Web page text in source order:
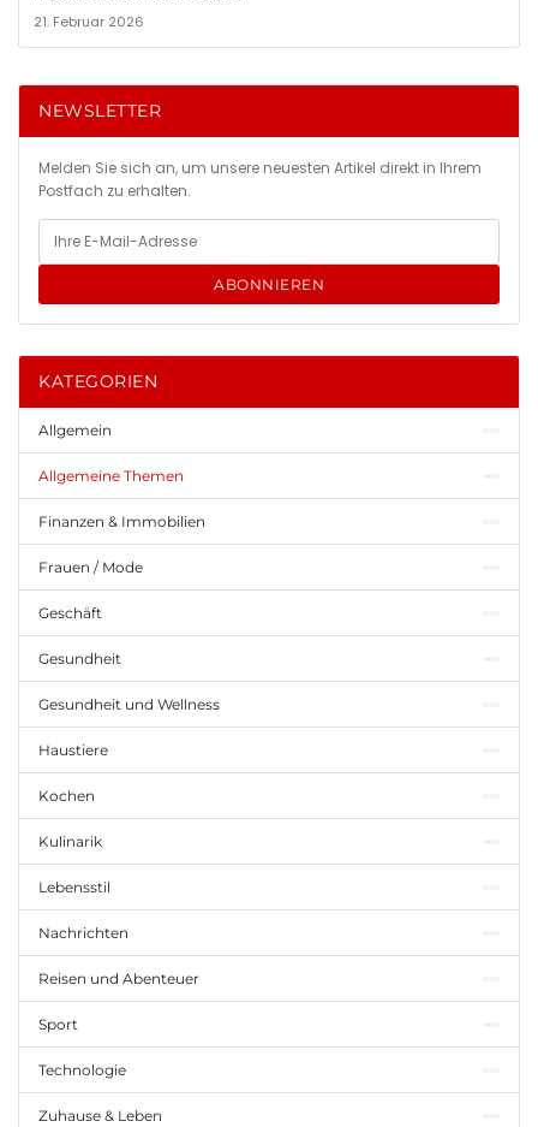
21. Februar 2026
NEWSLETTER
Melden Sie sich an, um unsere neuesten Artikel direkt in Ihrem
Postfach zu erhalten.
ABONNIEREN
KATEGORIEN
Allgemein
Allgemeine Themen
Finanzen & Immobilien
Frauen / Mode
Geschäft
Gesundheit
Gesundheit und Wellness
Haustiere
Kochen
Kulinarik
Lebensstil
Nachrichten
Reisen und Abenteuer
Sport
Technologie
Zuhause & Leben